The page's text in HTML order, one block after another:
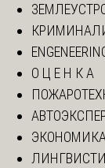
О Ц Е Н К А